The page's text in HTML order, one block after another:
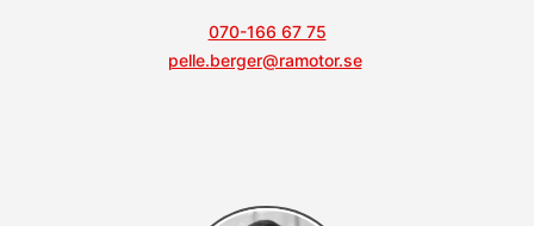
070-166 67 75
pelle.berger@ramotor.se